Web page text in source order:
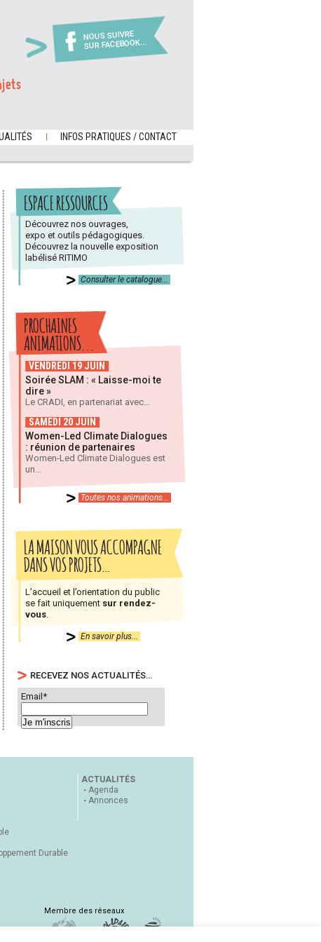
NOUS SUIVRE
SUR FACEBOOK...
INFOS PRATIQUES / CONTACT
ESPACE RESSOURCES
Découvrez nos ouvrages,
expo et outils pédagogiques.
Découvrez la nouvelle exposition
labélisé RITIMO
Consulter le catalogue...
PROCHAINES
ANIMATIONS...
VENDREDI 19 JUIN
Soirée SLAM : « Laisse-moi te
dire »
Le CRADI, en partenariat avec...
SAMEDI 20 JUIN
Women-Led Climate Dialogues
: réunion de partenaires
Women-Led Climate Dialogues est
un...
Toutes nos animations...
LA MAISON VOUS ACCOMPAGNE
DANS VOS PROJETS…
L’accueil et l’orientation du public
se fait uniquement sur rendez-
vous
En savoir plus...
RECEVEZ NOS ACTUALITÉS…
Email*
Durable
ACTUALITÉS
Agenda
Annonces
Membre des réseaux